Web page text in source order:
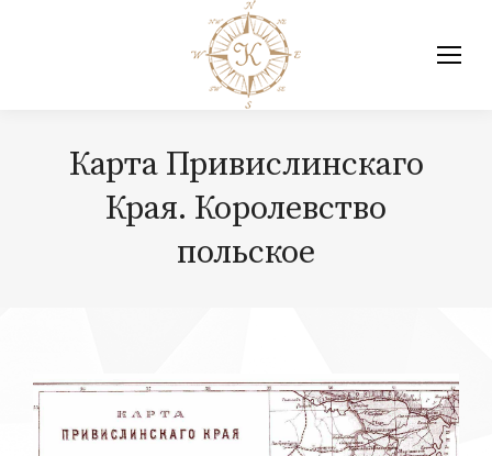
Карта Привислинскаго
Края. Королевство
польское